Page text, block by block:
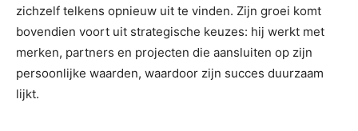
zichzelf telkens opnieuw uit te vinden. Zijn groei komt
bovendien voort uit strategische keuzes: hij werkt met
merken, partners en projecten die aansluiten op zijn
persoonlijke waarden, waardoor zijn succes duurzaam
lijkt.